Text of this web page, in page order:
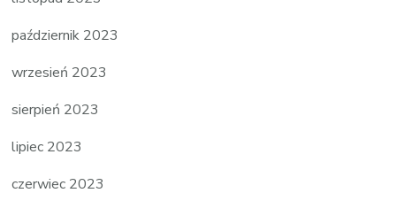
październik 2023
wrzesień 2023
sierpień 2023
lipiec 2023
czerwiec 2023